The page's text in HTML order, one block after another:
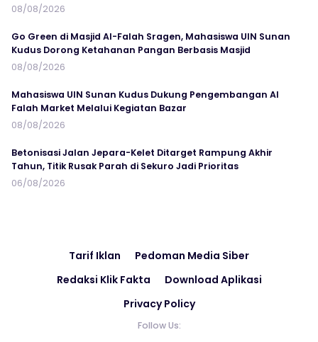
08/08/2026
Go Green di Masjid Al-Falah Sragen, Mahasiswa UIN Sunan
Kudus Dorong Ketahanan Pangan Berbasis Masjid
08/08/2026
Mahasiswa UIN Sunan Kudus Dukung Pengembangan Al
Falah Market Melalui Kegiatan Bazar
08/08/2026
Betonisasi Jalan Jepara-Kelet Ditarget Rampung Akhir
Tahun, Titik Rusak Parah di Sekuro Jadi Prioritas
06/08/2026
Tarif Iklan
Pedoman Media Siber
Redaksi Klik Fakta
Download Aplikasi
Privacy Policy
Follow Us: